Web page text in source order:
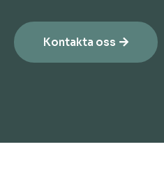
Kontakta oss